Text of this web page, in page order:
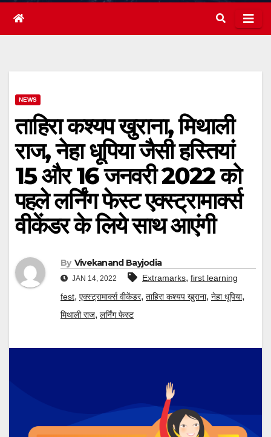
NEWS
ताहिरा कश्‍यप खुराना, मिथाली
राज, नेहा धूपिया जैसी हस्तियां
15 और 16 जनवरी 2022 को
पहले लर्निंग फेस्‍ट एक्‍स्‍ट्रामार्क्‍स
वीकेंडर के लिये साथ आएंगी
By Vivekanand Bayjodia
JAN 14, 2022 Extramarks, first learning
fest, एक्‍स्‍ट्रामार्क्‍स वीकेंडर, ताहिरा कश्‍यप खुराना, नेहा धूपिया,
मिथाली राज, लर्निंग फेस्‍ट